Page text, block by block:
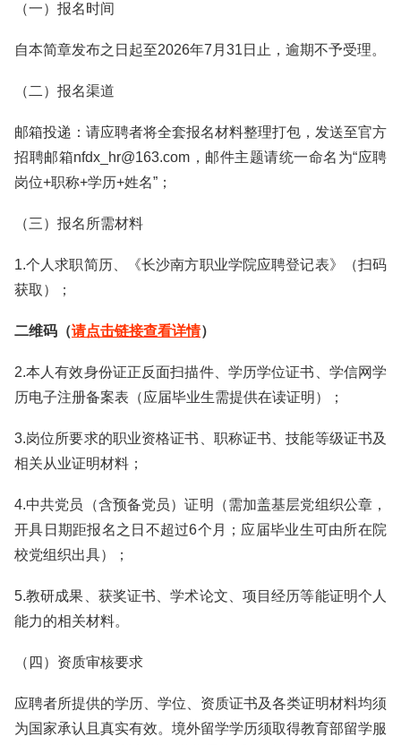
（一）报名时间
自本简章发布之日起至2026年7月31日止，逾期不予受理。
（二）报名渠道
邮箱投递：请应聘者将全套报名材料整理打包，发送至官方
招聘邮箱nfdx_hr@163.com，邮件主题请统一命名为“应聘
岗位+职称+学历+姓名”；
（三）报名所需材料
1.个人求职简历、《长沙南方职业学院应聘登记表》（扫码
获取）；
二维码（请点击链接查看详情）
2.本人有效身份证正反面扫描件、学历学位证书、学信网学
历电子注册备案表（应届毕业生需提供在读证明）；
3.岗位所要求的职业资格证书、职称证书、技能等级证书及
相关从业证明材料；
4.中共党员（含预备党员）证明（需加盖基层党组织公章，
开具日期距报名之日不超过6个月；应届毕业生可由所在院
校党组织出具）；
5.教研成果、获奖证书、学术论文、项目经历等能证明个人
能力的相关材料。
（四）资质审核要求
应聘者所提供的学历、学位、资质证书及各类证明材料均须
为国家承认且真实有效。境外留学学历须取得教育部留学服